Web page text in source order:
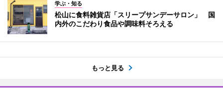
学ぶ・知る
松山に食料雑貨店「スリープサンデーサロン」 国
内外のこだわり食品や調味料そろえる
もっと見る